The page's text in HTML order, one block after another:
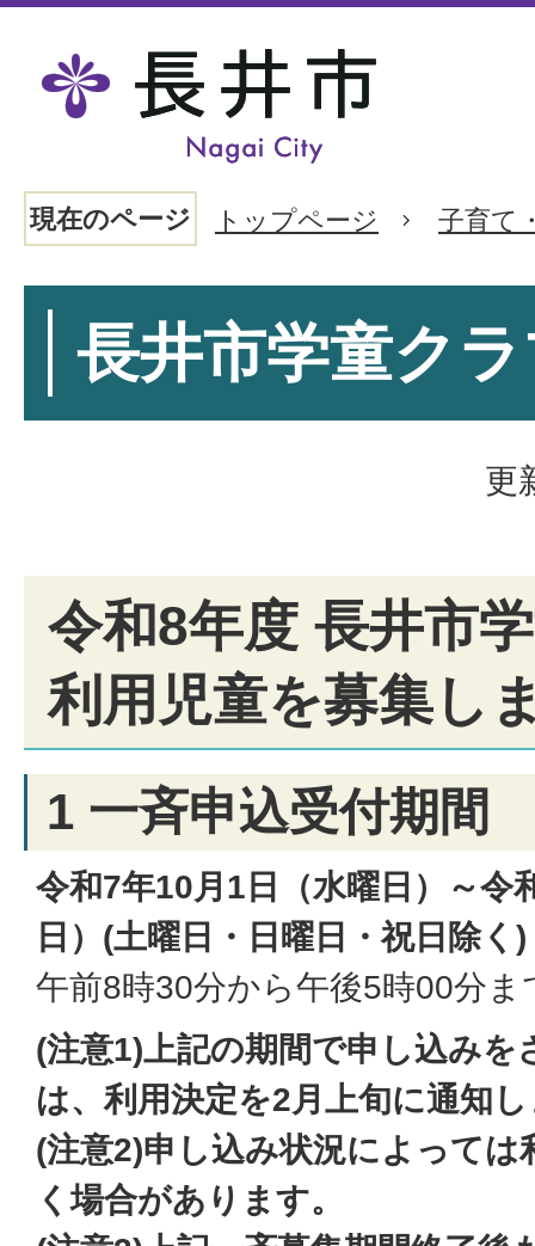
現在のページ トップページ 子育て
長井市学童ク
更
令和8年度 長井市
利用児童を募集し
1 一斉申込受付期間
令和7年10月1日（水曜日）～令
日）(土曜日・日曜日・祝日除く)
午前8時30分から午後5時00分ま
(注意1)上記の期間で申し込みを
は、利用決定を2月上旬に通知
(注意2)申し込み状況によって
く場合があります。